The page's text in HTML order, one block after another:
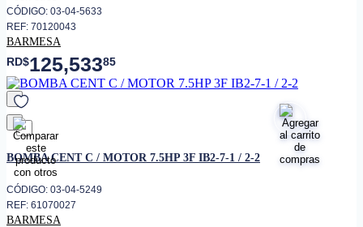
CÓDIGO: 03-04-5633
REF: 70120043
BARMESA
RD$125,53385
favorito
BOMBA CENT C / MOTOR 7.5HP 3F IB2-7-1 / 2-2
CÓDIGO: 03-04-5249
REF: 61070027
BARMESA